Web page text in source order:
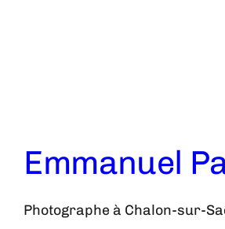
Emmanuel
Photographe à Chalon-sur-